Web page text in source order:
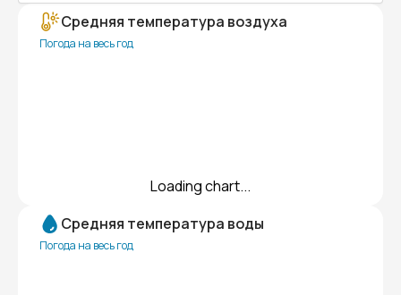
Средняя температура воздуха
Погода на весь год
Loading chart...
Средняя температура воды
Погода на весь год